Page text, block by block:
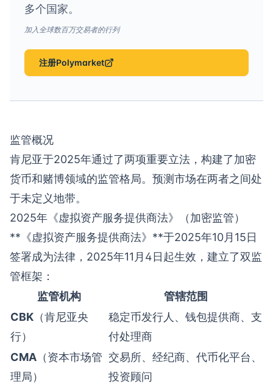
多个国家。
加入全球数百万交易者的行列
注册Polymarket
监管概况
肯尼亚于2025年通过了两项重要立法，构建了加密
货币和赌博领域的监管格局。预测市场在两者之间处
于未定义地带。
2025年《虚拟资产服务提供商法》（加密监管）
**《虚拟资产服务提供商法》**于2025年10月15日
签署成为法律，2025年11月4日起生效，建立了双监
管框架：
监管机构
管辖范围
CBK （肯尼亚央
行）
稳定币发行人、钱包提供商、支
付处理商
CMA （资本市场管
理局）
交易所、经纪商、代币化平台、
投资顾问